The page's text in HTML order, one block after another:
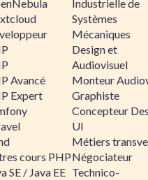
Avancé
Expert
cours PHP
SE / Java EE
Industrielle de
Systèmes
Mécaniques
Design et
Audiovisuel
Monteur
Graphiste
Concepteur
UI
Métiers
Négociateur
Technico-